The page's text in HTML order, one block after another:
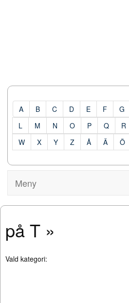
A B C D E F G
L
M N O P Q R
W
X Y Z Å Ä Ö
Meny
på T »
Vald kategori: